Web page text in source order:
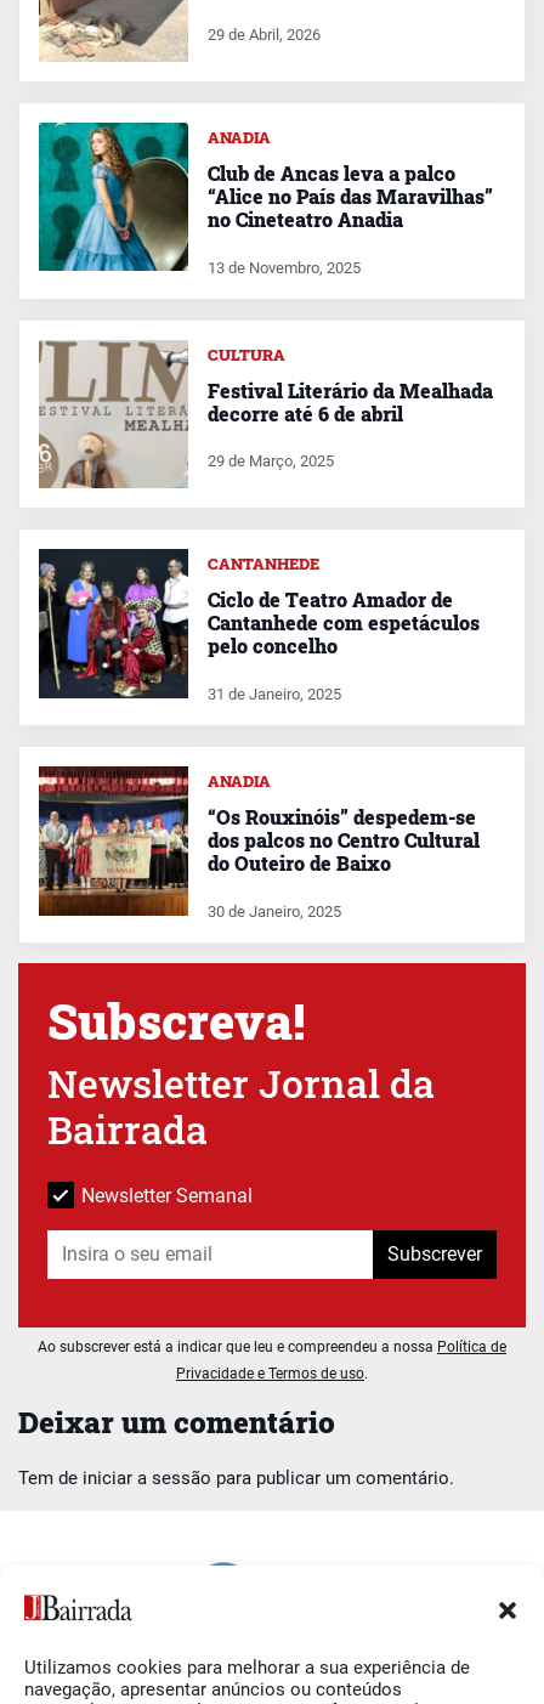
Utilizamos cookies para melhorar a sua experiência de
navegação, apresentar anúncios ou conteúdos
Deixar um comentário
Tem de iniciar a sessão para publicar um comentário.
29 de Abril, 2026
ANADIA
Club de Ancas leva a palco
“Alice no País das Maravilhas”
no Cineteatro Anadia
13 de Novembro, 2025
CULTURA
Festival Literário da Mealhada
decorre até 6 de abril
29 de Março, 2025
CANTANHEDE
Ciclo de Teatro Amador de
Cantanhede com espetáculos
pelo concelho
31 de Janeiro, 2025
ANADIA
“Os Rouxinóis” despedem-se
dos palcos no Centro Cultural
do Outeiro de Baixo
30 de Janeiro, 2025
Subscreva!
Newsletter Jornal da
Bairrada
Newsletter Semanal
Subscrever
Ao subscrever está a indicar que leu e compreendeu a nossa Política de
Privacidade e Termos de uso.
Siga-nos O Jornal da Bairrada